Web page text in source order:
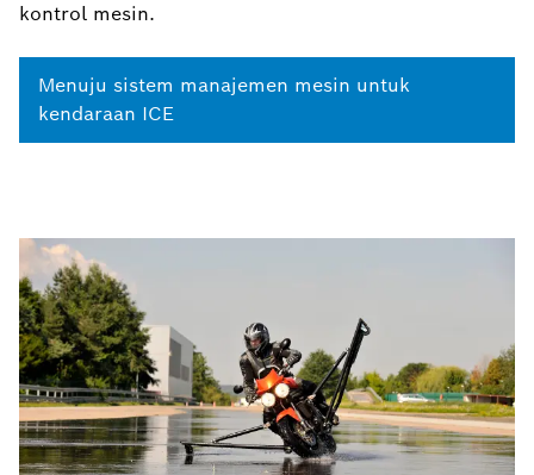
kontrol mesin.
Menuju sistem manajemen mesin untuk
kendaraan ICE